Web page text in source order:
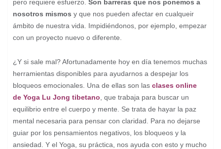
pero requiere esfuerzo. Son barreras que nos ponemos a
nosotros mismos y que nos pueden afectar en cualqueir
ámbito de nuestra vida. Impidiéndonos, por ejemplo, empezar
con un proyecto nuevo o diferente.
¿Y si sale mal? Afortunadamente hoy en día tenemos muchas
herramientas disponibles para ayudarnos a despejar los
bloqueos emocionales. Una de ellas son las clases online
de Yoga Lu Jong tibetano , que trabaja para buscar un
equilibrio entre el cuerpo y mente. Se trata de hayar la paz
mental necesaria para pensar con claridad. Para no dejarse
guiar por los pensamientos negativos, los bloqueos y la
ansiedad. Y el Yoga, su práctica, nos ayuda con esto y mucho